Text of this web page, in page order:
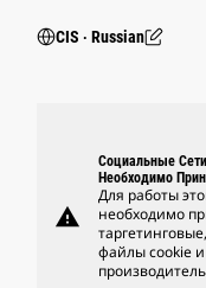
CIS ‧ Russian
warning
Социальные Сети
Необходимо
Для работы
необходимо
файлы cookie